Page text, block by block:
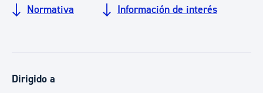
Normativa Información de interés
Dirigido a